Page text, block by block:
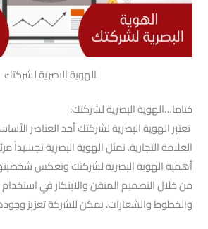
الهوية البصرية لشركتك
ختاما…الهوية البصرية لشركتك:
تعتبر الهوية البصرية لشركتك أحد العناصر
العلامة التجارية. تمثل الهوية البصرية تجسيداً
أهمية الهوية البصرية لشركتك وتعكس
من خلال التصميم المتقن والابتكار في استخدام
والخطوط والشعارات. يمكن للشركة تعزيز